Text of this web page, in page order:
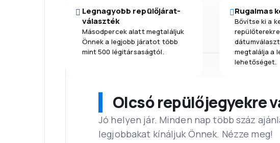
Legnagyobb repülőjárat-
választék
Másodpercek alatt megtaláljuk
Önnek a legjobb járatot több
mint 500 légitársaságtól.
Rugalmas
Bővítse ki a
megtalálja a
lehetőséget.
Olcsó repülőjegyekre
Jó helyen jár. Minden nap több száz
legjobbakat kínáljuk Önnek. Nézze meg!